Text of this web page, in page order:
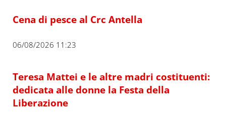
Cena di pesce al Crc Antella
06/08/2026 11:23
Teresa Mattei e le altre madri costituenti:
dedicata alle donne la Festa della
Liberazione